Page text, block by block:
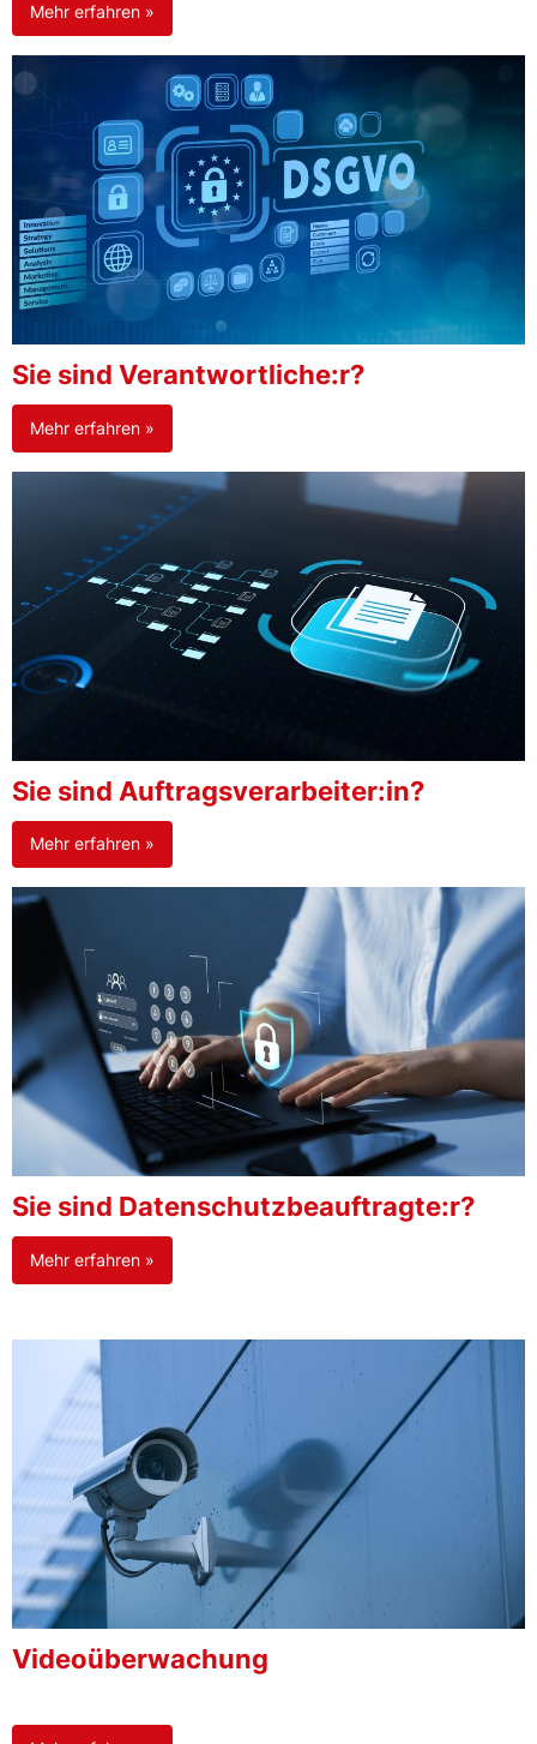
Mehr erfahren »
Sie sind Verantwortliche:r?
Mehr erfahren »
Sie sind Auftragsverarbeiter:in?
Mehr erfahren »
Sie sind Datenschutzbeauftragte:r?
Mehr erfahren »
Videoüberwachung